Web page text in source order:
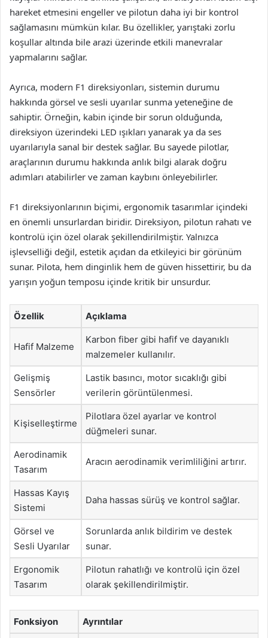
hareket etmesini engeller ve pilotun daha iyi bir kontrol
sağlamasını mümkün kılar. Bu özellikler, yarıştaki zorlu
koşullar altında bile arazi üzerinde etkili manevralar
yapmalarını sağlar.
Ayrıca, modern F1 direksiyonları, sistemin durumu
hakkında görsel ve sesli uyarılar sunma yeteneğine de
sahiptir. Örneğin, kabin içinde bir sorun olduğunda,
direksiyon üzerindeki LED ışıkları yanarak ya da ses
uyarılarıyla sanal bir destek sağlar. Bu sayede pilotlar,
araçlarının durumu hakkında anlık bilgi alarak doğru
adımları atabilirler ve zaman kaybını önleyebilirler.
F1 direksiyonlarının biçimi, ergonomik tasarımlar içindeki
en önemli unsurlardan biridir. Direksiyon, pilotun rahatı ve
kontrolü için özel olarak şekillendirilmiştir. Yalnızca
işlevselliği değil, estetik açıdan da etkileyici bir görünüm
sunar. Pilota, hem dinginlik hem de güven hissettirir, bu da
yarışın yoğun temposu içinde kritik bir unsurdur.
Özellik Açıklama
Hafif Malzeme
Karbon fiber gibi hafif ve dayanıklı
malzemeler kullanılır.
Gelişmiş
Sensörler
Lastik basıncı, motor sıcaklığı gibi
verilerin görüntülenmesi.
Kişiselleştirme
Pilotlara özel ayarlar ve kontrol
düğmeleri sunar.
Aerodinamik
Tasarım
Aracın aerodinamik verimliliğini artırır.
Hassas Kayış
Sistemi
Daha hassas sürüş ve kontrol sağlar.
Görsel ve
Sesli Uyarılar
Sorunlarda anlık bildirim ve destek
sunar.
Ergonomik
Tasarım
Pilotun rahatlığı ve kontrolü için özel
olarak şekillendirilmiştir.
Fonksiyon Ayrıntılar